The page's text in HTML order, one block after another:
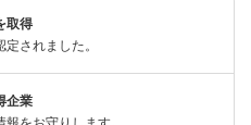
取得
されました。
企業